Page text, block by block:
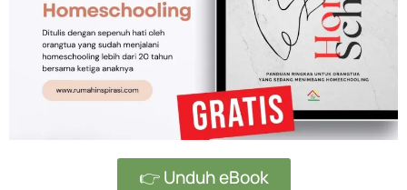
👉 Unduh eBook